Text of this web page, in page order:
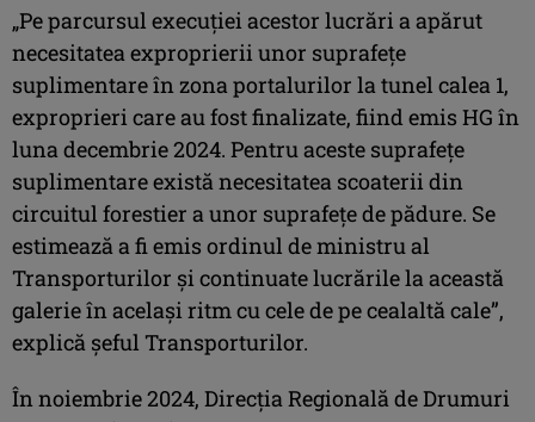
„Pe parcursul execuției acestor lucrări a apărut
necesitatea exproprierii unor suprafețe
suplimentare în zona portalurilor la tunel calea 1,
exproprieri care au fost finalizate, fiind emis HG în
luna decembrie 2024. Pentru aceste suprafețe
suplimentare există necesitatea scoaterii din
circuitul forestier a unor suprafețe de pădure. Se
estimează a fi emis ordinul de ministru al
Transporturilor și continuate lucrările la această
galerie în același ritm cu cele de pe cealaltă cale”,
explică șeful Transporturilor.
În noiembrie 2024, Direcția Regională de Drumuri